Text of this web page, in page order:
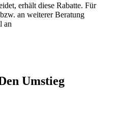
erhält diese Rabatte. Für
an weiterer Beratung
an
Umstieg